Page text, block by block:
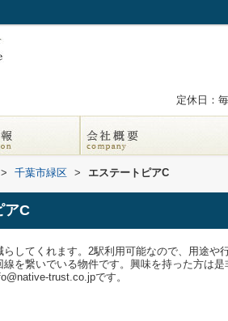
定休日：
> 千葉市緑区 > エステートピアC
アC
してくれます。2駅利用可能なので、用途や
を繋いでいる物件です。興味を持った方は
trust.co.jpです。